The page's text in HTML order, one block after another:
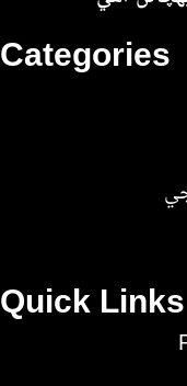
Quick Links
Categories